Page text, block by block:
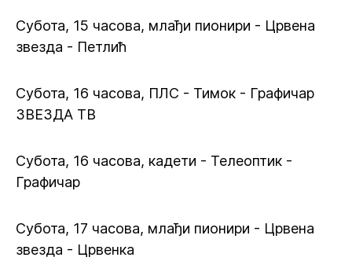
Субота, 15 часова, млађи пионири - Црвена
звезда - Петлић
Субота, 16 часова, ПЛС - Тимок - Графичар
ЗВЕЗДА ТВ
Субота, 16 часова, кадети - Телеоптик -
Графичар
Субота, 17 часова, млађи пионири - Црвена
звезда - Црвенка